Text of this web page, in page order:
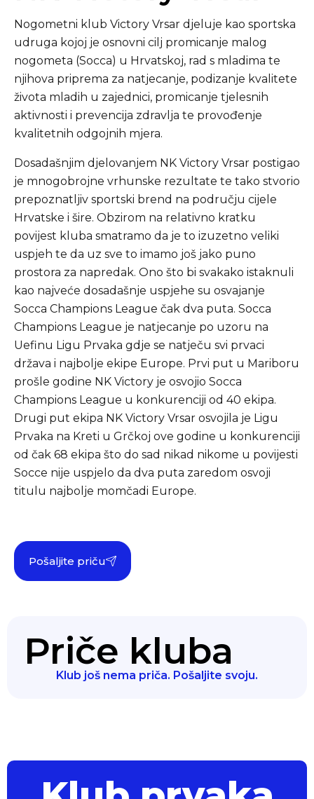
Nogometni klub Victory Vrsar djeluje kao sportska
udruga kojoj je osnovni cilj promicanje malog
nogometa (Socca) u Hrvatskoj, rad s mladima te
njihova priprema za natjecanje, podizanje kvalitete
života mladih u zajednici, promicanje tjelesnih
aktivnosti i prevencija zdravlja te provođenje
kvalitetnih odgojnih mjera.
Dosadašnjim djelovanjem NK Victory Vrsar postigao
je mnogobrojne vrhunske rezultate te tako stvorio
prepoznatljiv sportski brend na području cijele
Hrvatske i šire. Obzirom na relativno kratku
povijest kluba smatramo da je to izuzetno veliki
uspjeh te da uz sve to imamo još jako puno
prostora za napredak. Ono što bi svakako istaknuli
kao najveće dosadašnje uspjehe su osvajanje
Socca Champions League čak dva puta. Socca
Champions League je natjecanje po uzoru na
Uefinu Ligu Prvaka gdje se natječu svi prvaci
država i najbolje ekipe Europe. Prvi put u Mariboru
prošle godine NK Victory je osvojio Socca
Champions League u konkurenciji od 40 ekipa.
Drugi put ekipa NK Victory Vrsar osvojila je Ligu
Prvaka na Kreti u Grčkoj ove godine u konkurenciji
od čak 68 ekipa što do sad nikad nikome u povijesti
Socce nije uspjelo da dva puta zaredom osvoji
titulu najbolje momčadi Europe.
Pošaljite priču
Priče kluba
Klub još nema priča. Pošaljite svoju.